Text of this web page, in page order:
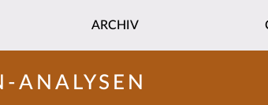
ARCHIV
ANALYSEN